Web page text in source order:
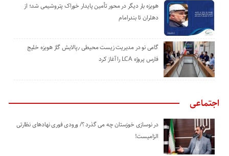
هویزه بار دیگر در محور تأمین پایدار خوراک پتروشیمی شد؛ از
دهلران تا بندرامام
گامی نو در مدیریت زیست ‌محیطی ٫پالایش گاز هویزه خلیج
‌فارس پروژه LCA را آغاز کرد
اجتماعی
در نوسازی خوزستان چه می گذرد ؟/ ورودی فوری نهادهای نظارتی
الزامیست!